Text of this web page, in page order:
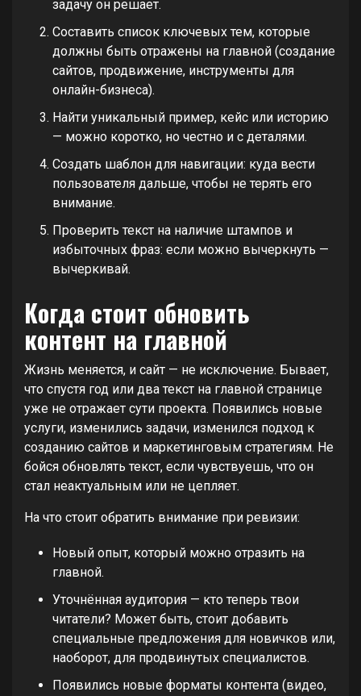
задачу он решает.
Составить список ключевых тем, которые
должны быть отражены на главной (создание
сайтов, продвижение, инструменты для
онлайн-бизнеса).
Найти уникальный пример, кейс или историю
— можно коротко, но честно и с деталями.
Создать шаблон для навигации: куда вести
пользователя дальше, чтобы не терять его
внимание.
Проверить текст на наличие штампов и
избыточных фраз: если можно вычеркнуть —
вычеркивай.
Когда стоит обновить
контент на главной
Жизнь меняется, и сайт — не исключение. Бывает,
что спустя год или два текст на главной странице
уже не отражает сути проекта. Появились новые
услуги, изменились задачи, изменился подход к
созданию сайтов и маркетинговым стратегиям. Не
бойся обновлять текст, если чувствуешь, что он
стал неактуальным или не цепляет.
На что стоит обратить внимание при ревизии:
Новый опыт, который можно отразить на
главной.
Уточнённая аудитория — кто теперь твои
читатели? Может быть, стоит добавить
специальные предложения для новичков или,
наоборот, для продвинутых специалистов.
Появились новые форматы контента (видео,